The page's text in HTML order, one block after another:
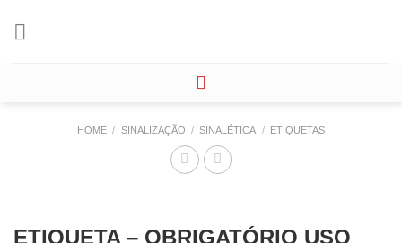
HOME / SINALIZAÇÃO / SINALÉTICA / ETIQUETAS
ETIQUETA – OBRIGATÓRIO USO